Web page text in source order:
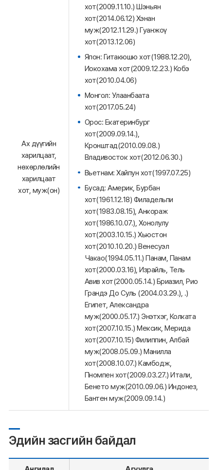
Ах дүүгийн
харилцаат,
нөхөрлөлийн
харилцаат
хот, муж(он)
хот(2009.11.10.) Шэньян
хот(2014.06.12) Хэнан
муж(2012.11.29.) Гуанжоү
хот(2013.12.06)
Япон: Гитакюшю хот(1988.12.20),
Иокохама хот(2009.12.23.) Кобэ
хот(2010.04.06)
Монгол: Улаанбаата
хот(2017.05.24)
Орос: Екатеринбург
хот(2009.09.14.),
Кронштад(2010.09.08.)
Владивосток хот(2012.06.30.)
Вьетнам: Хайпун хот(1997.07.25)
Бусад: Америк, Бурбан
хот(1961.12.18) Филадельпи
хот(1983.08.15), Анкораж
хот(1986.10.07.), Хонолулу
хот(2003.10.15.) Хьюстон
хот(2010.10.20.) Венесуэл
Чакао(1994.05.11.) Панам, Панам
хот(2000.03.16), Израйль, Тель
Авив хот(2000.05.14.) Бриазил, Рио
Грандэ До Суль (2004.03.29.), .)
Египет, Александра
муж(2000.05.17.) Энэтхэг, Колката
хот(2007.10.15.) Мексик, Мерида
хот(2007.10.15) Филиппин, Албай
муж(2008.05.09.) Манилла
хот(2008.10.07.) Камбодж,
Пномпен хот(2009.03.27.) Итали,
Бенето муж(2010.09.06.) Индонез,
Бантен муж(2009.09.14.)
Эдийн засгийн байдал